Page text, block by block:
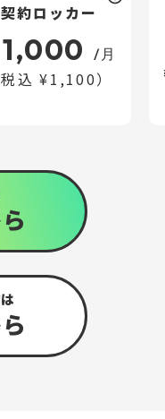
契約ロッカー
1,000 /月
税込 ¥1,100）